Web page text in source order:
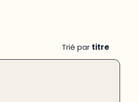
Trié par titre